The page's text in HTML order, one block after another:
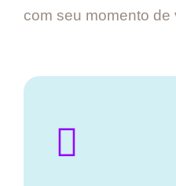
com seu momento de